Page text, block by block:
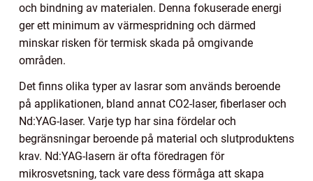
och bindning av materialen. Denna fokuserade energi
ger ett minimum av värmespridning och därmed
minskar risken för termisk skada på omgivande
områden.
Det finns olika typer av lasrar som används beroende
på applikationen, bland annat CO2-laser, fiberlaser och
Nd:YAG-laser. Varje typ har sina fördelar och
begränsningar beroende på material och slutproduktens
krav. Nd:YAG-lasern är ofta föredragen för
mikrosvetsning, tack vare dess förmåga att skapa